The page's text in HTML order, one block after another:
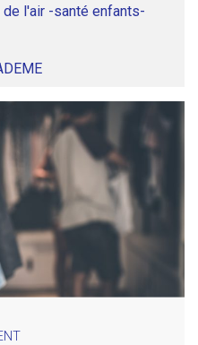
l'air -santé enfants-